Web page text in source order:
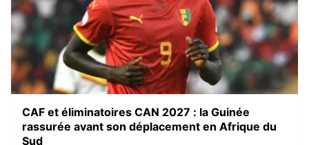
CAF et éliminatoires CAN 2027 : la Guinée
rassurée avant son déplacement en Afrique du
Sud